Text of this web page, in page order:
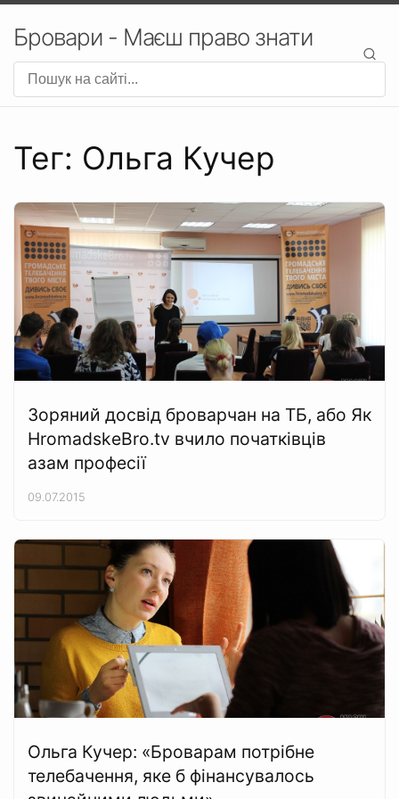
Бровари - Маєш право знати
Тег: Ольга Кучер
Зоряний досвід броварчан на ТБ, або Як
HromadskeBro.tv вчило початківців
азам професії
09.07.2015
Ольга Кучер: «Броварам потрібне
телебачення, яке б фінансувалось